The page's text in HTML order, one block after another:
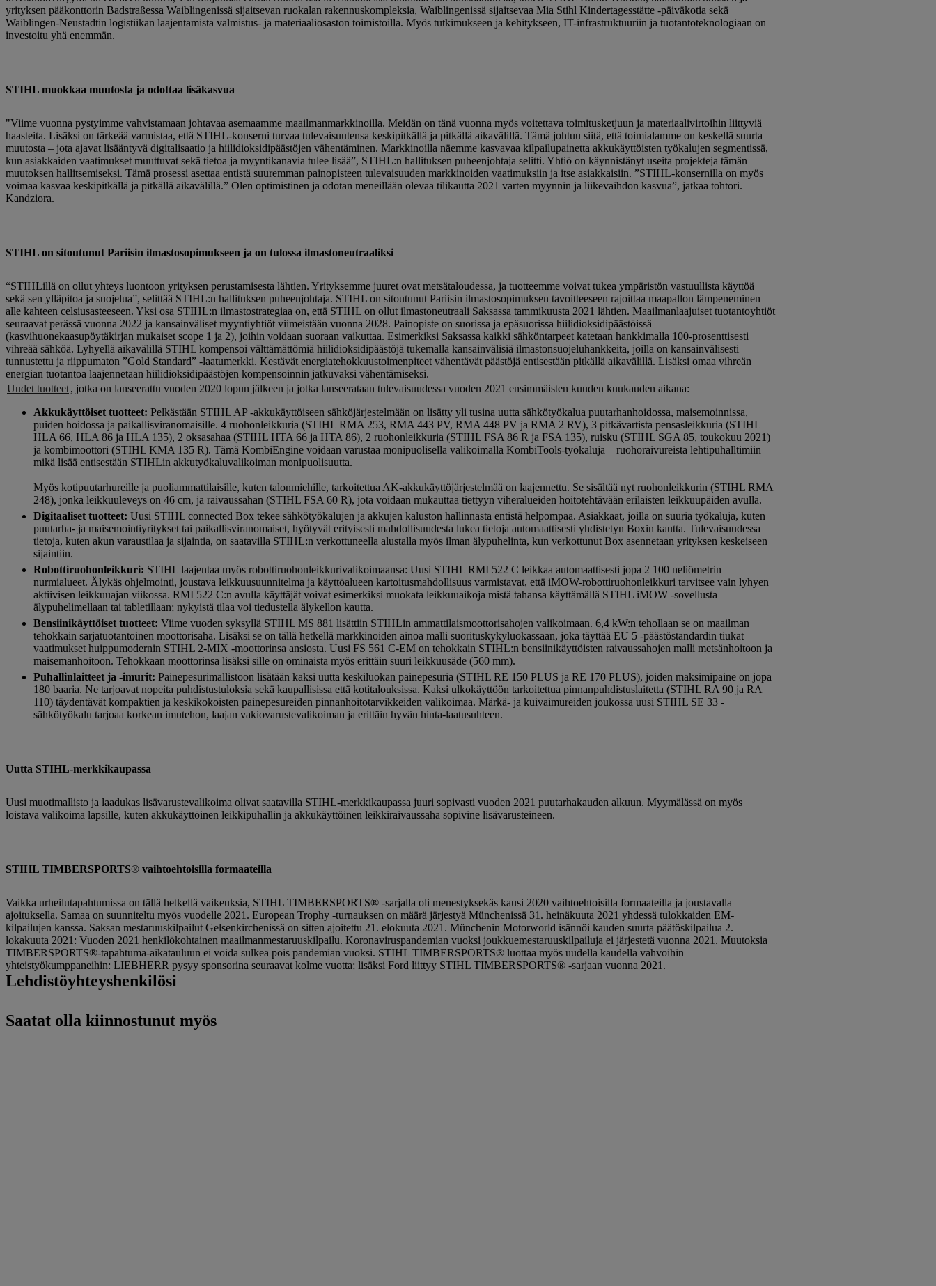
yrityksen pääkonttorin Badstraßessa Waiblingenissä sijaitsevan ruokalan rakennuskompleksia, Waiblingenissä sijaitsevaa Mia Stihl Kindertagesstätte -päiväkotia sekä
Waiblingen-Neustadtin logistiikan laajentamista valmistus- ja materiaaliosaston toimistoilla. Myös tutkimukseen ja kehitykseen, IT-infrastruktuuriin ja tuotantoteknologiaan on
investoitu yhä enemmän.
STIHL muokkaa muutosta ja odottaa lisäkasvua
"Viime vuonna pystyimme vahvistamaan johtavaa asemaamme maailmanmarkkinoilla. Meidän on tänä vuonna myös voitettava toimitusketjuun ja materiaalivirtoihin liittyviä
haasteita. Lisäksi on tärkeää varmistaa, että STIHL-konserni turvaa tulevaisuutensa keskipitkällä ja pitkällä aikavälillä. Tämä johtuu siitä, että toimialamme on keskellä suurta
muutosta – jota ajavat lisääntyvä digitalisaatio ja hiilidioksidipäästöjen vähentäminen. Markkinoilla näemme kasvavaa kilpailupainetta akkukäyttöisten työkalujen segmentissä,
kun asiakkaiden vaatimukset muuttuvat sekä tietoa ja myyntikanavia tulee lisää”, STIHL:n hallituksen puheenjohtaja selitti. Yhtiö on käynnistänyt useita projekteja tämän
muutoksen hallitsemiseksi. Tämä prosessi asettaa entistä suuremman painopisteen tulevaisuuden markkinoiden vaatimuksiin ja itse asiakkaisiin. ”STIHL-konsernilla on myös
voimaa kasvaa keskipitkällä ja pitkällä aikavälillä.” Olen optimistinen ja odotan meneillään olevaa tilikautta 2021 varten myynnin ja liikevaihdon kasvua”, jatkaa tohtori.
Kandziora.
STIHL on sitoutunut Pariisin ilmastosopimukseen ja on tulossa ilmastoneutraaliksi
“STIHLillä on ollut yhteys luontoon yrityksen perustamisesta lähtien. Yrityksemme juuret ovat metsätaloudessa, ja tuotteemme voivat tukea ympäristön vastuullista käyttöä
sekä sen ylläpitoa ja suojelua”, selittää STIHL:n hallituksen puheenjohtaja. STIHL on sitoutunut Pariisin ilmastosopimuksen tavoitteeseen rajoittaa maapallon lämpeneminen
alle kahteen celsiusasteeseen. Yksi osa STIHL:n ilmastostrategiaa on, että STIHL on ollut ilmastoneutraali Saksassa tammikuusta 2021 lähtien. Maailmanlaajuiset tuotantoyhtiöt
seuraavat perässä vuonna 2022 ja kansainväliset myyntiyhtiöt viimeistään vuonna 2028. Painopiste on suorissa ja epäsuorissa hiilidioksidipäästöissä
(kasvihuonekaasupöytäkirjan mukaiset scope 1 ja 2), joihin voidaan suoraan vaikuttaa. Esimerkiksi Saksassa kaikki sähköntarpeet katetaan hankkimalla 100-prosenttisesti
vihreää sähköä. Lyhyellä aikavälillä STIHL kompensoi välttämättömiä hiilidioksidipäästöjä tukemalla kansainvälisiä ilmastonsuojeluhankkeita, joilla on kansainvälisesti
tunnustettu ja riippumaton ”Gold Standard” -laatumerkki. Kestävät energiatehokkuustoimenpiteet vähentävät päästöjä entisestään pitkällä aikavälillä. Lisäksi omaa vihreän
energian tuotantoa laajennetaan hiilidioksidipäästöjen kompensoinnin jatkuvaksi vähentämiseksi.
Uudet tuotteet, jotka on lanseerattu vuoden 2020 lopun jälkeen ja jotka lanseerataan tulevaisuudessa vuoden 2021 ensimmäisten kuuden kuukauden aikana:
Akkukäyttöiset tuotteet: Pelkästään STIHL AP -akkukäyttöiseen sähköjärjestelmään on lisätty yli tusina uutta sähkötyökalua puutarhanhoidossa, maisemoinnissa,
puiden hoidossa ja paikallisviranomaisille. 4 ruohonleikkuria (STIHL RMA 253, RMA 443 PV, RMA 448 PV ja RMA 2 RV), 3 pitkävartista pensasleikkuria (STIHL
HLA 66, HLA 86 ja HLA 135), 2 oksasahaa (STIHL HTA 66 ja HTA 86), 2 ruohonleikkuria (STIHL FSA 86 R ja FSA 135), ruisku (STIHL SGA 85, toukokuu 2021)
ja kombimoottori (STIHL KMA 135 R). Tämä KombiEngine voidaan varustaa monipuolisella valikoimalla KombiTools-työkaluja – ruohoraivureista lehtipuhalltimiin –
mikä lisää entisestään STIHLin akkutyökaluvalikoiman monipuolisuutta.
Myös kotipuutarhureille ja puoliammattilaisille, kuten talonmiehille, tarkoitettua AK-akkukäyttöjärjestelmää on laajennettu. Se sisältää nyt ruohonleikkurin (STIHL RMA
248), jonka leikkuuleveys on 46 cm, ja raivaussahan (STIHL FSA 60 R), jota voidaan mukauttaa tiettyyn viheralueiden hoitotehtävään erilaisten leikkuupäiden avulla.
Digitaaliset tuotteet: Uusi STIHL connected Box tekee sähkötyökalujen ja akkujen kaluston hallinnasta entistä helpompaa. Asiakkaat, joilla on suuria työkaluja, kuten
puutarha- ja maisemointiyritykset tai paikallisviranomaiset, hyötyvät erityisesti mahdollisuudesta lukea tietoja automaattisesti yhdistetyn Boxin kautta. Tulevaisuudessa
tietoja, kuten akun varaustilaa ja sijaintia, on saatavilla STIHL:n verkottuneella alustalla myös ilman älypuhelinta, kun verkottunut Box asennetaan yrityksen keskeiseen
sijaintiin.
Robottiruohonleikkuri: STIHL laajentaa myös robottiruohonleikkurivalikoimaansa: Uusi STIHL RMI 522 C leikkaa automaattisesti jopa 2 100 neliömetrin
nurmialueet. Älykäs ohjelmointi, joustava leikkuusuunnitelma ja käyttöalueen kartoitusmahdollisuus varmistavat, että iMOW-robottiruohonleikkuri tarvitsee vain lyhyen
aktiivisen leikkuuajan viikossa. RMI 522 C:n avulla käyttäjät voivat esimerkiksi muokata leikkuuaikoja mistä tahansa käyttämällä STIHL iMOW -sovellusta
älypuhelimellaan tai tabletillaan; nykyistä tilaa voi tiedustella älykellon kautta.
Bensiinikäyttöiset tuotteet: Viime vuoden syksyllä STIHL MS 881 lisättiin STIHLin ammattilaismoottorisahojen valikoimaan. 6,4 kW:n tehollaan se on maailman
tehokkain sarjatuotantoinen moottorisaha. Lisäksi se on tällä hetkellä markkinoiden ainoa malli suorituskykyluokassaan, joka täyttää EU 5 -päästöstandardin tiukat
vaatimukset huippumodernin STIHL 2-MIX -moottorinsa ansiosta. Uusi FS 561 C-EM on tehokkain STIHL:n bensiinikäyttöisten raivaussahojen malli metsänhoitoon ja
maisemanhoitoon. Tehokkaan moottorinsa lisäksi sille on ominaista myös erittäin suuri leikkuusäde (560 mm).
Puhallinlaitteet ja -imurit: Painepesurimallistoon lisätään kaksi uutta keskiluokan painepesuria (STIHL RE 150 PLUS ja RE 170 PLUS), joiden maksimipaine on jopa
180 baaria. Ne tarjoavat nopeita puhdistustuloksia sekä kaupallisissa että kotitalouksissa. Kaksi ulkokäyttöön tarkoitettua pinnanpuhdistuslaitetta (STIHL RA 90 ja RA
110) täydentävät kompaktien ja keskikokoisten painepesureiden pinnanhoitotarvikkeiden valikoimaa. Märkä- ja kuivaimureiden joukossa uusi STIHL SE 33 -
sähkötyökalu tarjoaa korkean imutehon, laajan vakiovarustevalikoiman ja erittäin hyvän hinta-laatusuhteen.
Uutta STIHL-merkkikaupassa
Uusi muotimallisto ja laadukas lisävarustevalikoima olivat saatavilla STIHL-merkkikaupassa juuri sopivasti vuoden 2021 puutarhakauden alkuun. Myymälässä on myös
loistava valikoima lapsille, kuten akkukäyttöinen leikkipuhallin ja akkukäyttöinen leikkiraivaussaha sopivine lisävarusteineen.
STIHL TIMBERSPORTS® vaihtoehtoisilla formaateilla
Vaikka urheilutapahtumissa on tällä hetkellä vaikeuksia, STIHL TIMBERSPORTS® -sarjalla oli menestyksekäs kausi 2020 vaihtoehtoisilla formaateilla ja joustavalla
ajoituksella. Samaa on suunniteltu myös vuodelle 2021. European Trophy -turnauksen on määrä järjestyä Münchenissä 31. heinäkuuta 2021 yhdessä tulokkaiden EM-
kilpailujen kanssa. Saksan mestaruuskilpailut Gelsenkirchenissä on sitten ajoitettu 21. elokuuta 2021. Münchenin Motorworld isännöi kauden suurta päätöskilpailua 2.
lokakuuta 2021: Vuoden 2021 henkilökohtainen maailmanmestaruuskilpailu. Koronaviruspandemian vuoksi joukkuemestaruuskilpailuja ei järjestetä vuonna 2021. Muutoksia
TIMBERSPORTS®-tapahtuma-aikatauluun ei voida sulkea pois pandemian vuoksi. STIHL TIMBERSPORTS® luottaa myös uudella kaudella vahvoihin
yhteistyökumppaneihin: LIEBHERR pysyy sponsorina seuraavat kolme vuotta; lisäksi Ford liittyy STIHL TIMBERSPORTS® -sarjaan vuonna 2021.
Lehdistöyhteyshenkilösi
Saatat olla kiinnostunut myös